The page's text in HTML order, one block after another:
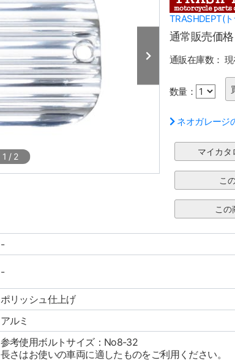
1 / 2
TRASHDEPT(
通常販売価
通販在庫数：
数量：
ネオガレージ
-
-
ポリッシュ仕上げ
アルミ
参考使用ボルトサイズ：No8-32
長さはお使いの車両に適したものをご利用ください。